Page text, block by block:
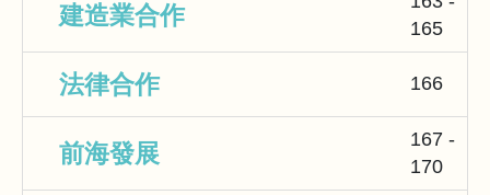
建造業合作
165
法律合作 166
前海發展
167 -
170